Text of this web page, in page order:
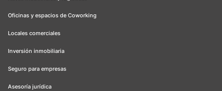
Oficinas y espacios de Coworking
Locales comerciales
Inversión inmobiliaria
Seguro para empresas
Asesoría jurídica